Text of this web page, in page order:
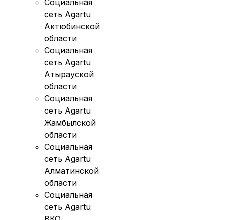
сеть Agartu
Актюбинской
области
Социальная
сеть Agartu
Атырауской
области
Социальная
сеть Agartu
Жамбылской
области
Социальная
сеть Agartu
Алматинской
области
Социальная
сеть Agartu